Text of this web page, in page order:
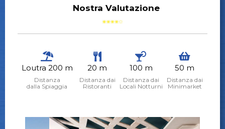
Nostra Valutazione
Loutra 200 m
Distanza
dalla Spiaggia
20 m
Distanza dai
Ristoranti
100 m
Distanza dai
Locali Notturni
50 m
Distanza dai
Minimarket